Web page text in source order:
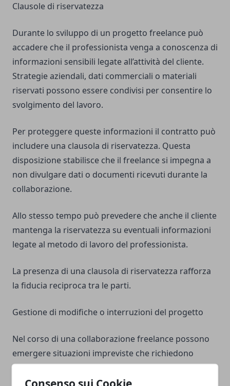
Clausole di riservatezza
Durante lo sviluppo di un progetto freelance può
accadere che il professionista venga a conoscenza di
informazioni sensibili legate all’attività del cliente.
Strategie aziendali, dati commerciali o materiali
riservati possono essere condivisi per consentire lo
svolgimento del lavoro.
Per proteggere queste informazioni il contratto può
includere una clausola di riservatezza. Questa
disposizione stabilisce che il freelance si impegna a
non divulgare dati o documenti ricevuti durante la
collaborazione.
Allo stesso tempo può prevedere che anche il cliente
mantenga la riservatezza su eventuali informazioni
legate al metodo di lavoro del professionista.
La presenza di una clausola di riservatezza rafforza
la fiducia reciproca tra le parti.
Gestione di modifiche o interruzioni del progetto
Nel corso di una collaborazione freelance possono
emergere situazioni impreviste che richiedono
modifiche al progetto o la sospensione delle attività.
Inserire nel contratto alcune indicazioni su queste